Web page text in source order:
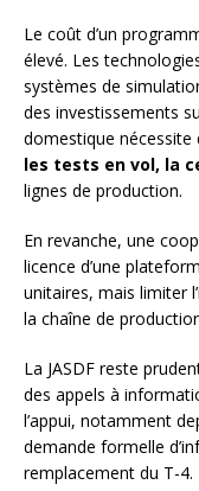
Le coût d’un
élevé. Les
systèmes de
des investissements
domestique
les tests en vol, la
lignes de production.
En revanche, une
licence d’une
unitaires, mais limiter
la chaîne de
La JASDF reste
des appels à
l’appui, notamment
demande formelle
remplacement du T-4.